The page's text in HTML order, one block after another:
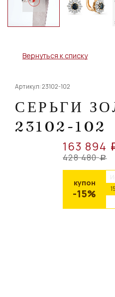
Вернуться к списку
Артикул: 23102-102
СЕРЬГИ
23102-102
163 894
428 480 a
купон
-15%
15